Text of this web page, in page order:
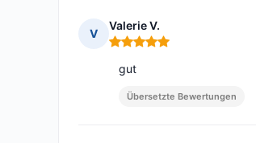
V
Valerie V.
Hinweis: 5 von 5
gut
Übersetzte Bewertungen